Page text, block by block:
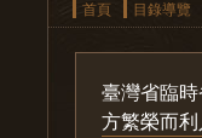
首頁
目錄導覽
臺灣省臨
方繁榮而利